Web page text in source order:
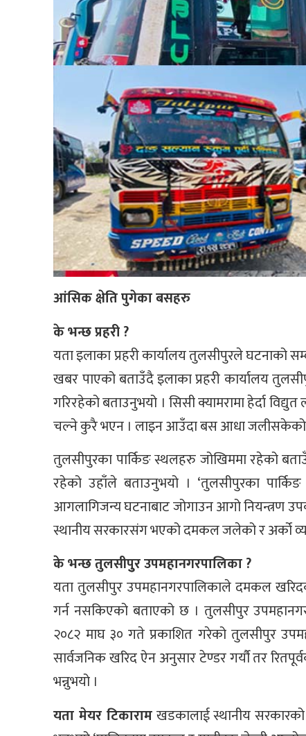
आंसिक क्षेति पुगेका बसहरु
के भन्छ प्रहरी ?
यता इलाका प्रहरी कार्यालय तुलसीपुरले
खबर पाएको बताउँदै इलाका प्रहरी कार्यालय
गरिरहेको बताउनुभयो । सिसी क्यामरामा हेर्दा
चल्ने कुरै भएन । लाइन आउँदा बस आधा जलीसकेको
तुलसीपुरका पार्किङ स्थलहरु जोखिममा रहेको
रहेको उहाँले बताउनुभयो । ‘तुलसीपुरका
आगलागिजन्य घटनाबाट जोगाउन आगो नियन्त्रण
स्थानीय सरकारसंग भएको दमकल जलेको र अर्को
के भन्छ तुलसीपुुर उपमहानगरपालिका ?
यता तुलसीपुर उपमहानगरपालिकाले दमकल
गर्न नसकिएको बताएको छ । तुलसीपुर
२०८२ माघ ३० गते प्रकाशित गरेको तुलसीपुर
सार्वजनिक खरिद ऐन अनुसार टेण्डर गर्यौ तर
भन्नुभयो ।
यता मेयर टिकारामखडकालाई स्थानीय